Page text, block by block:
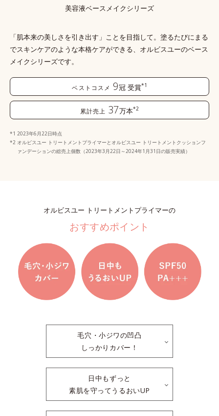
美容液ベースメイクシリーズ
「肌本来の美しさを引き出す」ことを目指して。塗るたびにまる
でスキンケアのような本格ケアができる、 オルビスユーのベース
メイクシリーズです。
ベストコスメ 9冠 受賞*1
累計売上 37万本*2
2023年6月22日時点
オルビスユー トリートメントプライマーとオルビスユー トリートメントクッションフ
ァンデーションの総売上個数（2023年3月22日～2024年1月31日の販売実績）
オルビスユー トリートメントプライマーの
おすすめポイント
毛穴・小ジワの凹凸
しっかりカバー！
日中もずっと
素肌を守ってうるおいUP